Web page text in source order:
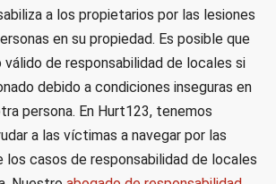
a los propietarios por las lesiones
en su propiedad. Es posible que
válido de responsabilidad de locales si
debido a condiciones inseguras en
persona. En Hurt123, tenemos
a las víctimas a navegar por las
los casos de responsabilidad de locales